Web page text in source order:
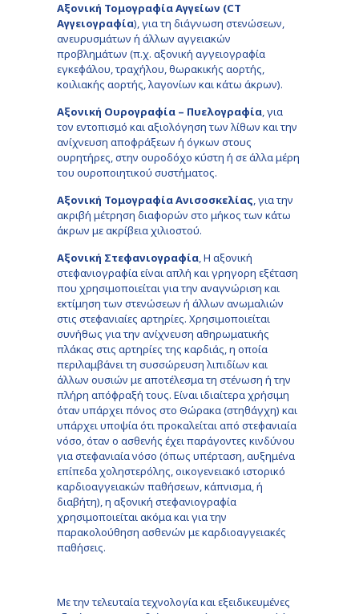
Αξονική Τομογραφία Αγγείων (CT
Αγγειογραφία), για τη διάγνωση στενώσεων,
ανευρυσμάτων ή άλλων αγγειακών
προβλημάτων (π.χ. αξονική αγγειογραφία
εγκεφάλου, τραχήλου, θωρακικής αορτής,
κοιλιακής αορτής, λαγονίων και κάτω άκρων).
Αξονική Ουρογραφία – Πυελογραφία, για
τον εντοπισμό και αξιολόγηση των λίθων και την
ανίχνευση αποφράξεων ή όγκων στους
ουρητήρες, στην ουροδόχο κύστη ή σε άλλα μέρη
του ουροποιητικού συστήματος.
Αξονική Τομογραφία Ανισοσκελίας, για την
ακριβή μέτρηση διαφορών στο μήκος των κάτω
άκρων με ακρίβεια χιλιοστού.
Αξονική Στεφανιογραφία, Η αξονική
στεφανιογραφία είναι απλή και γρηγορη εξέταση
που χρησιμοποιείται για την αναγνώριση και
εκτίμηση των στενώσεων ή άλλων ανωμαλιών
στις στεφανιαίες αρτηρίες. Χρησιμοποιείται
συνήθως για την ανίχνευση αθηρωματικής
πλάκας στις αρτηρίες της καρδιάς, η οποία
περιλαμβάνει τη συσσώρευση λιπιδίων και
άλλων ουσιών με αποτέλεσμα τη στένωση ή την
πλήρη απόφραξή τους. Είναι ιδιαίτερα χρήσιμη
όταν υπάρχει πόνος στο Θώρακα (στηθάγχη) και
υπάρχει υποψία ότι προκαλείται από στεφανιαία
νόσο, όταν ο ασθενής έχει παράγοντες κινδύνου
για στεφανιαία νόσο (όπως υπέρταση, αυξημένα
επίπεδα χοληστερόλης, οικογενειακό ιστορικό
καρδιοαγγειακών παθήσεων, κάπνισμα, ή
διαβήτη), η αξονική στεφανιογραφία
χρησιμοποιείται ακόμα και για την
παρακολούθηση ασθενών με καρδιοαγγειακές
παθήσεις.
Με την τελευταία τεχνολογία και εξειδικευμένες